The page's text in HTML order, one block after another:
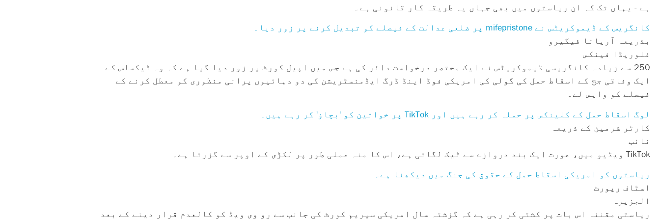
ہے - یہاں تک کہ ان ریاستوں میں بھی جہاں یہ طریقہ کار قانونی ہے۔
کانگریس کے ڈیموکریٹس نے mifepristone پر ضلعی عدالت کے فیصلے کو تبدیل کرنے پر زور دیا۔
بذریعہ آریانا فیگیرو
فلوریڈا فینکس
250 سے زیادہ کانگریسی ڈیموکریٹس نے ایک مختصر درخواست دائر کی ہے جس میں اپیل کورٹ پر زور دیا گیا ہے کہ وہ ٹیکساس کے
ایک وفاقی جج کے اسقاط حمل کی گولی کی امریکی فوڈ اینڈ ڈرگ ایڈمنسٹریشن کی دو دہائیوں پرانی منظوری کو معطل کرنے کے
فیصلے کو واپس لے۔
لوگ اسقاط حمل کے کلینکس پر حملہ کر رہے ہیں اور TikTok پر خواتین کو 'بچاؤ' کر رہے ہیں۔
کارٹر شرمین کے ذریعہ
نائب
TikTok ویڈیو میں، عورت ایک بند دروازے سے ٹیک لگاتی ہے، اس کا منہ عملی طور پر لکڑی کے اوپر سے گزرتا ہے۔
ریاستوں کو امریکی اسقاط حمل کے حقوق کی جنگ میں دیکھنا ہے۔
اسٹاف رپورٹ
الجزیرہ
ریاستی مقننہ اس بات پر کشتی کر رہی ہے کہ گزشتہ سال امریکی سپریم کورٹ کی جانب سے رو وی ویڈ کو کالعدم قرار دینے کے بعد